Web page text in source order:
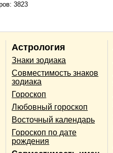
3823
Астрология
Знаки зодиака
Совместимость знаков
зодиака
Гороскоп
Любовный гороскоп
Восточный календарь
Гороскоп по дате
рождения